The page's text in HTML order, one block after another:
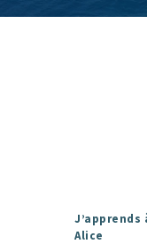
LIVRE
Alice